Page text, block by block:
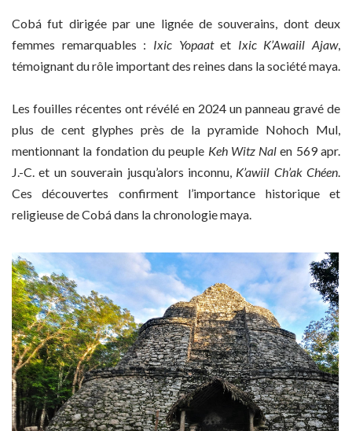
Cobá fut dirigée par une lignée de souverains, dont deux
femmes remarquables : Ixic Yopaatet Ixic K’Awaiil Ajaw,
témoignant du rôle important des reines dans la société maya.
Les fouilles récentes ont révélé en 2024 un panneau gravé de
plus de cent glyphes près de la pyramide Nohoch Mul,
mentionnant la fondation du peuple Keh Witz Nal en 569 apr.
J.-C. et un souverain jusqu’alors inconnu, K’awiil Ch’ak Chéen.
Ces découvertes confirment l’importance historique et
religieuse de Cobá dans la chronologie maya.